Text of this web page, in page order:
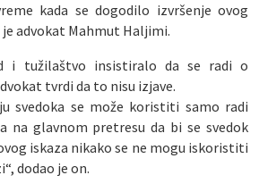
kada se dogodilo izvršenje ovog
advokat Mahmut Haljimi.
i tužilaštvo insistiralo da se radi o
tvrdi da to nisu izjave.
svedoka se može koristiti samo radi
na glavnom pretresu da bi se svedok
iskaza nikako se ne mogu iskoristiti
dodao je on.